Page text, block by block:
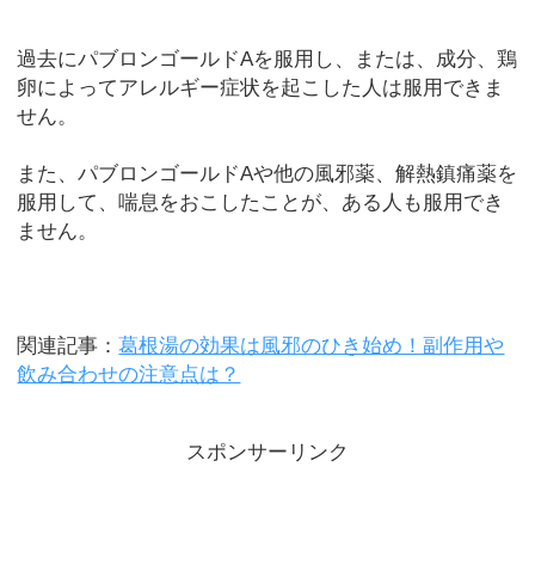
過去にパブロンゴールドAを服用し、または、成分、鶏
卵によってアレルギー症状を起こした人は服用できま
せん。
また、パブロンゴールドAや他の風邪薬、解熱鎮痛薬を
服用して、喘息をおこしたことが、ある人も服用でき
ません。
関連記事：葛根湯の効果は風邪のひき始め！副作用や
飲み合わせの注意点は？
スポンサーリンク